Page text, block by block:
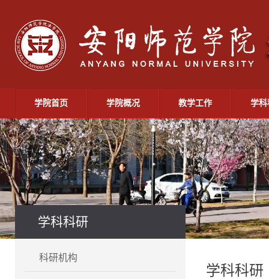
学院首页 学院概况 教学工作 学科
学科科研
科研机构
学科科研